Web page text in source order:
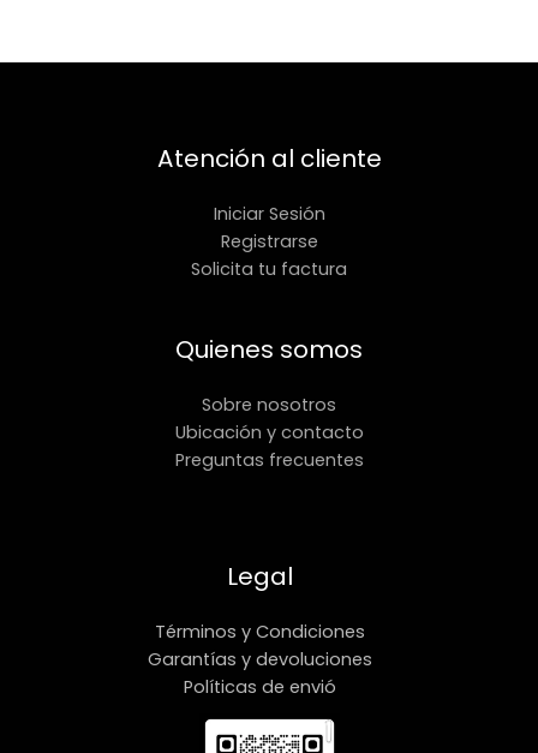
Atención al cliente
Iniciar Sesión
Registrarse
Solicita tu factura
Quienes somos
Sobre nosotros
Ubicación y contacto
Preguntas frecuentes
Legal
Términos y Condiciones
Garantías y devoluciones
Políticas de envió